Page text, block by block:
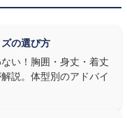
エルカラーはホールの照
トーン、バイオリンやソ
、合唱やアンサンブル
い、と演目に合わせた
の選び方
い！胸囲・身丈・着丈
説。体型別のアドバイ